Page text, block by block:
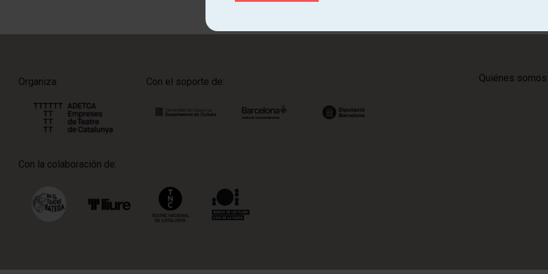
Organiza: Con el soporte de:
Con la colaboración de:
Quiénes somos